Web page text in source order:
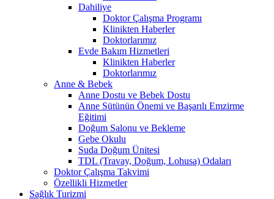
Dahiliye
Doktor Çalışma Programı
Klinikten Haberler
Doktorlarımız
Evde Bakım Hizmetleri
Klinikten Haberler
Doktorlarımız
Anne & Bebek
Anne Dostu ve Bebek Dostu
Anne Sütünün Önemi ve Başarılı Emzirme
Eğitimi
Doğum Salonu ve Bekleme
Gebe Okulu
Suda Doğum Ünitesi
TDL (Travay, Doğum, Lohusa) Odaları
Doktor Çalışma Takvimi
Özellikli Hizmetler
Sağlık Turizmi